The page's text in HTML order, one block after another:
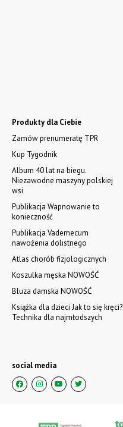
Produkty dla Ciebie
Zamów prenumeratę TPR
Kup Tygodnik
Album 40 lat na biegu.
Niezawodne maszyny polskiej
wsi
Publikacja Wapnowanie to
konieczność
Publikacja Vademecum
nawożenia dolistnego
Atlas chorób fizjologicznych
Koszulka męska NOWOŚĆ
Bluza damska NOWOŚĆ
Książka dla dzieci Jak to się kręci?
Technika dla najmłodszych
social media